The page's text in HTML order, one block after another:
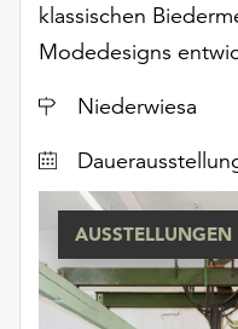
die
Einstellungen
die
„Auswählen“.
Weitere
Informationen
finden
Sie
klassischen
Modedesigns
Ort
Niederwiesa
AUSSTELLUNGEN